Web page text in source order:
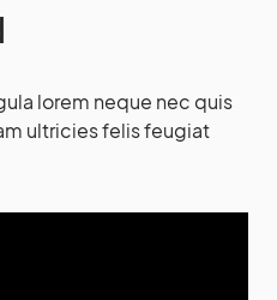
lorem neque nec quis
ultricies felis feugiat